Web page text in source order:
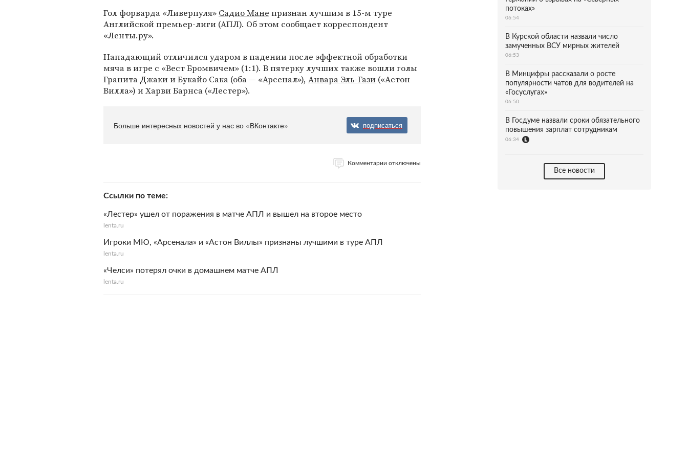
Гол форварда «Ливерпуля» Садио Мане признан лучшим в 15-м туре
Английской премьер-лиги (АПЛ). Об этом сообщает корреспондент
«Ленты.ру».
Нападающий отличился ударом в падении после эффектной обработки
мяча в игре с «Вест Бромвичем» (1:1). В пятерку лучших также вошли голы
Гранита Джаки и Букайо Сака (оба — «Арсенал»), Анвара Эль-Гази («Астон
Вилла») и Харви Барнса («Лестер»).
Больше интересных новостей у нас во «ВКонтакте» подписаться
Комментарии отключены
Ссылки по теме
«Лестер» ушел от поражения в матче АПЛ и вышел на второе место
lenta.ru
Игроки МЮ, «Арсенала» и «Астон Виллы» признаны лучшими в туре АПЛ
lenta.ru
«Челси» потерял очки в домашнем матче АПЛ
lenta.ru
потоках»
06:54
В Курской области назвали число
замученных ВСУ мирных жителей
06:53
В Минцифры рассказали о росте
популярности чатов для водителей на
«Госуслугах»
06:50
В Госдуме назвали сроки обязательного
повышения зарплат сотрудникам
06:34
Все новости